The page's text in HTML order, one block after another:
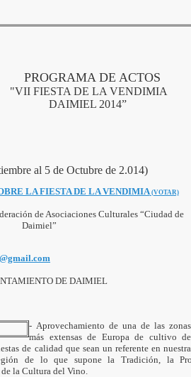
PROGRAMA DE ACTOS
"VII FIESTA DE LA VENDIMIA
DAIMIEL 2014”
al 5 de Octubre de 2.014)
LA FIESTA DE LA VENDIMIA(VOTAR)
de Asociaciones Culturales “Ciudad de
Daimiel”
DE DAIMIEL
- Aprovechamiento de una de las zonas
más extensas de Europa de cultivo de
de calidad que sean un referente en nuestra
de lo que supone la Tradición, la
la Cultura del Vino.